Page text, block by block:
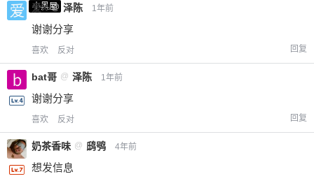
小黑屋
爱X @ 泽陈 1年前
谢谢分享
喜欢 反对 回复
bat哥 @ 泽陈 1年前
谢谢分享
喜欢 反对 回复
奶茶香味 @ 鸱鸮 4年前
想发信息